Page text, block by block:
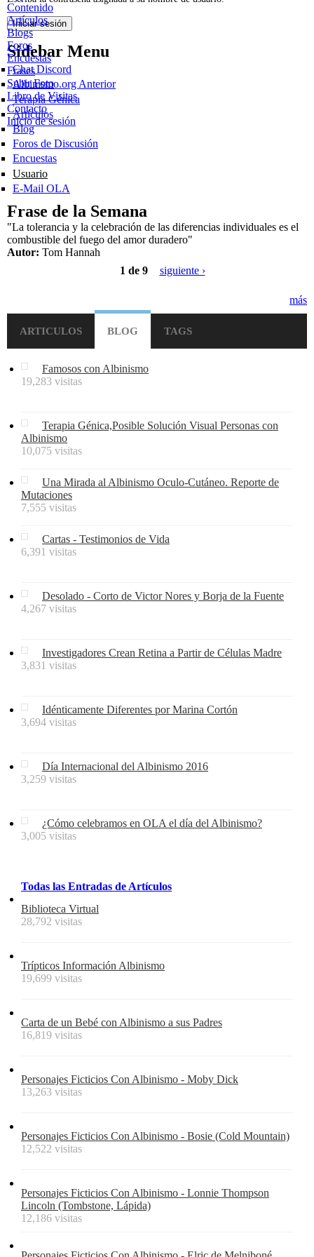
Contenido
Artículos
Blogs
Foros
Encuestas
Frases
Subir Foto
Libro de Visitas
Contacto
Inicio de sesión
Sidebar Menu
Chat Discord
Albinismo.org Anterior
Terapia Génica
Artículos
Blog
Foros de Discusión
Encuestas
Usuario
E-Mail OLA
Frase de la Semana
"La tolerancia y la celebración de las diferencias individuales es el
combustible del fuego del amor duradero"
Autor: Tom Hannah
1 de 9
siguiente ›
más
ARTICULOS BLOG TAGS
Famosos con Albinismo
19,283 visitas
Terapia Génica,Posible Solución Visual Personas con
Albinismo
10,075 visitas
Una Mirada al Albinismo Oculo-Cutáneo. Reporte de
Mutaciones
7,555 visitas
Cartas - Testimonios de Vida
6,391 visitas
Desolado - Corto de Victor Nores y Borja de la Fuente
4,267 visitas
Investigadores Crean Retina a Partir de Células Madre
3,831 visitas
Idénticamente Diferentes por Marina Cortón
3,694 visitas
Día Internacional del Albinismo 2016
3,259 visitas
¿Cómo celebramos en OLA el día del Albinismo?
3,005 visitas
Todas las Entradas de Artículos
Biblioteca Virtual
28,792 visitas
Trípticos Información Albinismo
19,699 visitas
Carta de un Bebé con Albinismo a sus Padres
16,819 visitas
Personajes Ficticios Con Albinismo - Moby Dick
13,263 visitas
Personajes Ficticios Con Albinismo - Bosie (Cold Mountain)
12,522 visitas
Personajes Ficticios Con Albinismo - Lonnie Thompson
Lincoln (Tombstone, Lápida)
12,186 visitas